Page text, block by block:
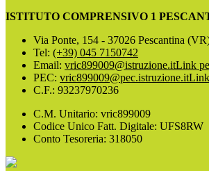
ISTITUTO COMPRENSIVO 1
Via Ponte, 154 - 37026 Pescantina
Tel: (+39) 045 7150742
Email: vric899009@istruzione.itLink
PEC: vric899009@pec.istruzione.it
C.F.: 93237970236
C.M. Unitario: vric899009
Codice Unico Fatt. Digitale: UFS8RW
Conto Tesoreria: 318050